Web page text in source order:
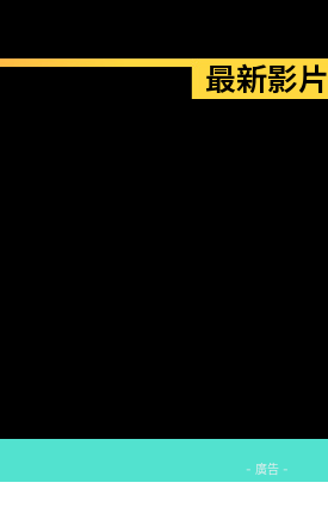
最新影片
- 廣告 -